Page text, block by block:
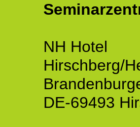
NH Hotel
Hirschberg/
DE-69493